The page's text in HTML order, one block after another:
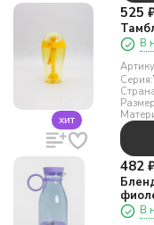
хит
525
В
Серия:
482
В